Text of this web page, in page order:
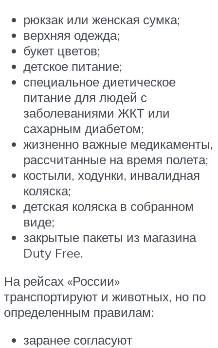
рюкзак или женская сумка;
верхняя одежда;
букет цветов;
детское питание;
специальное диетическое
питание для людей с
заболеваниями ЖКТ или
сахарным диабетом;
жизненно важные медикаменты,
рассчитанные на время полета;
костыли, ходунки, инвалидная
коляска;
детская коляска в собранном
виде;
закрытые пакеты из магазина
Duty Free.
На рейсах «России»
транспортируют и животных, но по
определенным правилам:
заранее согласуют